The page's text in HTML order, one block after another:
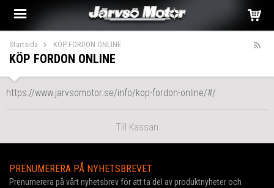
Startsida KÖP FORDON ONLINE
KÖP FORDON ONLINE
https://www.jarvsomotor.se/info/kop-fordon-online/#/
Till Kassan
PRENUMERERA PÅ NYHETSBREVET
Prenumerera på vårt nyhetsbrev för att ta del av produktnyheter och